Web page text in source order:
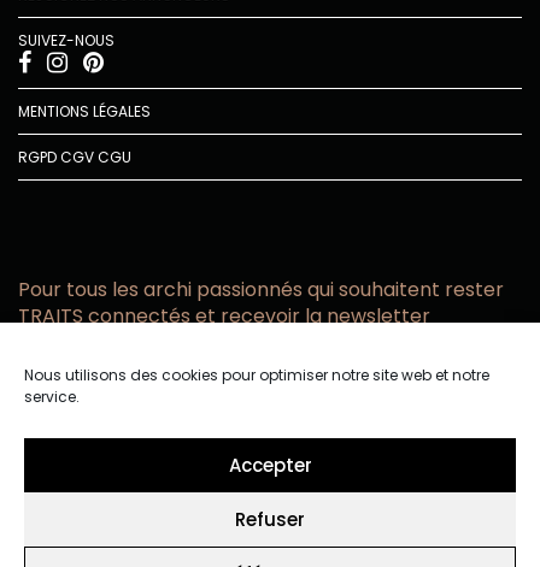
Nous utilisons des cookies pour optimiser notre site web et notre
service.
Accepter
Refuser
SUIVEZ-NOUS
MENTIONS LÉGALES
RGPDCGVCGU
Pour tous les archi passionnés qui souhaitent rester
TRAITS connectés et recevoir la newsletter
email
confidentialité.